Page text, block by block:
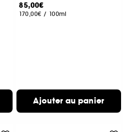
85,00€
170,00€ / 100ml
Ajouter au panier